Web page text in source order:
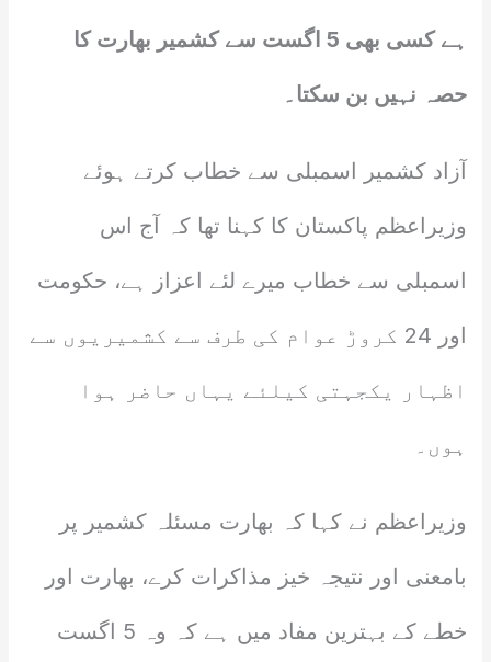
ہے کسی بھی 5 اگست سے کشمیر بھارت کا
حصہ نہیں بن سکتا۔
آزاد کشمیر اسمبلی سے خطاب کرتے ہوئے
وزیراعظم پاکستان کا کہنا تھا کہ آج اس
اسمبلی سے خطاب میرے لئے اعزاز ہے، حکومت
اور 24 کروڑ عوام کی طرف سے کشمیریوں سے
اظہار یکجہتی کیلئے یہاں حاضر ہوا
ہوں۔
وزیراعظم نے کہا کہ بھارت مسئلہ کشمیر پر
بامعنی اور نتیجہ خیز مذاکرات کرے، بھارت اور
خطے کے بہترین مفاد میں ہے کہ وہ 5 اگست